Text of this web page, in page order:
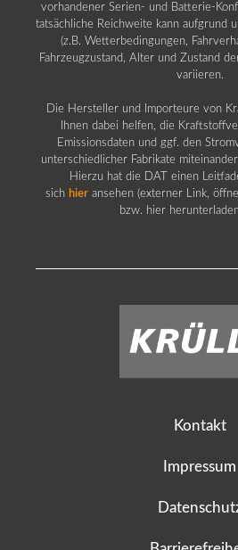
vorhandener Serien- und Batterie-
tatsächliche Reichweite kann aufgrund
(z.B. Wetterbedingungen,
Fahrzeugzustand, Alter und Zustand
variieren.
Die Hersteller und Importeure von
Ihnen dabei helfen, die
Emissionsdaten und ggf. den
unterschiedlicher Fabrikate
Hierzu hat die DAT einen
sich hier ansehen (externer Link,
bzw. hier
Kontakt
Impressum